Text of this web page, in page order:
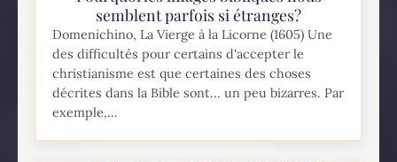
semblent parfois si étranges?
Domenichino, La Vierge à la Licorne (1605) Une
des difficultés pour certains d'accepter le
christianisme est que certaines des choses
décrites dans la Bible sont... un peu bizarres. Par
exemple,...